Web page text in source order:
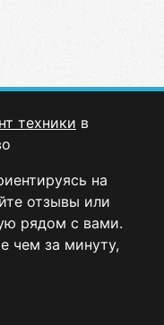
техники в
на
отзывы или
рядом с вами.
чем за минуту,